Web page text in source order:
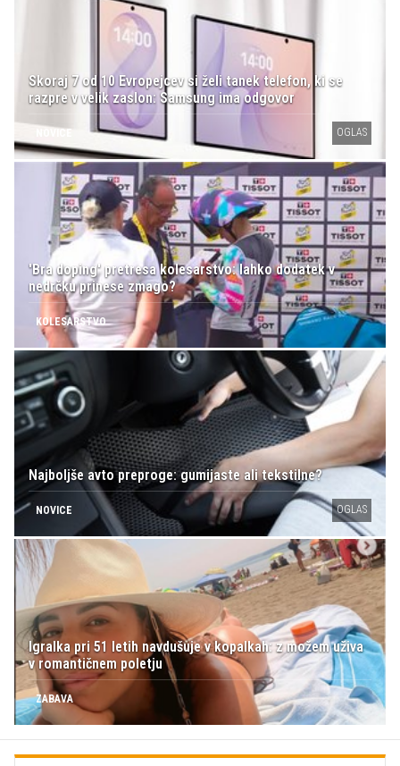
Skoraj 7 od 10 Evropejcev si želi tanek telefon, ki se
razpre v velik zaslon: Samsung ima odgovor
OGLAS
'Bra doping' pretresa kolesarstvo: lahko dodatek v
nedrčku prinese zmago?
KOLESARSTVO
Najboljše avto preproge: gumijaste ali tekstilne?
NOVICE OGLAS
Igralka pri 51 letih navdušuje v kopalkah: z možem uživa
v romantičnem poletju
ZABAVA